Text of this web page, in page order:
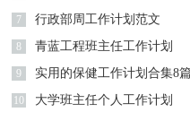
7 行政部周工作计划范文
8 青蓝工程班主任工作计划
9 实用的保健工作计划合集8
10 大学班主任个人工作计划